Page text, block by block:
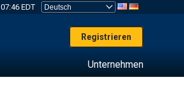
07:46 EDT
Registrieren
Unternehmen